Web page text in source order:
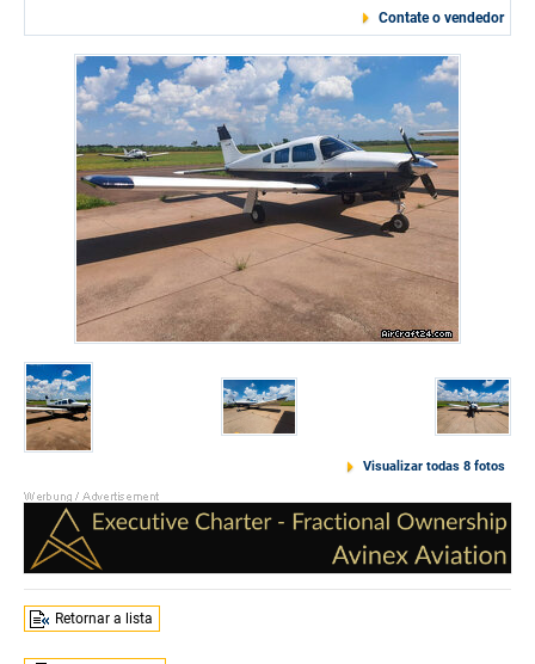
Contate o vendedor
Visualizar todas 8 fotos
Retornar a lista